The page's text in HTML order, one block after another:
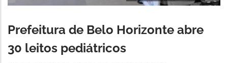
Prefeitura de Belo Horizonte abre
30 leitos pediátricos